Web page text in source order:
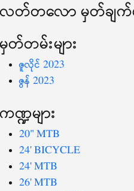
လတ်တ‌လော မှတ်ချက်မ
မှတ်တမ်းများ
ဇူလိုင် 2023
ဇွန် 2023
ကဏ္ဍများ
20" MTB
24' BICYCLE
24' MTB
26' MTB